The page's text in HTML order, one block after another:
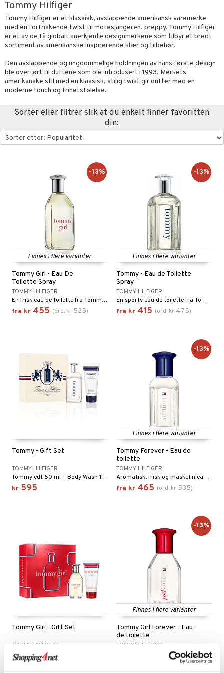
Tommy Hilfiger
Tommy Hilfiger er et klassisk, avslappende amerikansk varemerke
med en forfriskende twist til motesjangeren, preppy. Tommy Hilfiger
er et av de få globalt anerkjente designmerkene som tilbyr et bredt
sortiment av amerikanske inspirerende klær og tilbehør.
Den avslappende og ungdommelige holdningen av hans første design
ble overført til duftene som ble introdusert i 1993. Merkets
amerikanske stil med en klassisk, stilig twist gir dufter med en
moderne touch og frihetsfølelse.
Sorter eller filtrer slik at du enkelt finner favoritten
din:
Finnes i flere varianter
Tommy Girl - Eau De
Toilette Spray
TOMMY HILFIGER
En frisk eau de toilette fra Tommy Hilfiger
fra kr 455 (ord. kr 525)
-13%
Finnes i flere varianter
Tommy - Eau de Toilette
Spray
TOMMY HILFIGER
En sporty eau de toilette fra Tommy Hilfiger
fra kr 415 (ord. kr 475)
-13%
Tommy - Gift Set
TOMMY HILFIGER
Tommy edt 50 ml + Body Wash 100 ml
kr 595
Finnes i flere varianter
Tommy Forever - Eau de
toilette
TOMMY HILFIGER
Aromatisk, frisk og maskulin eau de toilette fra Tommy Hilfiger
fra kr 465 (ord. kr 535)
-13%
Tommy Girl - Gift Set
TOMMY HILFIGER
625
Finnes i flere varianter
Tommy Girl Forever - Eau
de toilette
TOMMY HILFIGER
Blomstrete, treaktig og feminin eau de toilette fra Tommy Hilfiger
535)
-13%
hud
makeup remover
& Highlighter
Dagkrem
/ Kajal
up
uten sol
& såpe
spray
og Romduft
de cologne
de parfum
de toiletteprodukter
shave lotion
10
1: Rens
og kroppspleie
og leppepleie
/ Makeupfjerner
Elixir
Happy
for menn